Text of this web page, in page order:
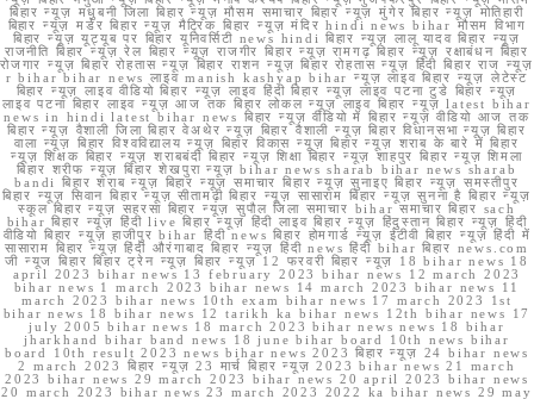
बिहार न्यूज़ मधुबनी जिला बिहार न्यूज़ मौसम समाचार बिहार न्यूज़ मुंगेर बिहार न्यूज़ मोतिहारी
बिहार न्यूज़ मर्डर बिहार न्यूज़ मैट्रिक बिहार न्यूज़ मंदिर hindi news bihar मौसम विभाग
बिहार न्यूज़ यूट्यूब पर बिहार यूनिवर्सिटी news hindi बिहार न्यूज़ लालू यादव बिहार न्यूज़
राजनीति बिहार न्यूज़ रेल बिहार न्यूज़ राजगीर बिहार न्यूज़ रामगढ़ बिहार न्यूज़ रक्षाबंधन बिहार
रोजगार न्यूज़ बिहार रोहतास न्यूज़ बिहार राशन न्यूज़ बिहार रोहतास न्यूज़ हिंदी बिहार राज न्यूज़
r bihar bihar news लाइव manish kashyap bihar न्यूज़ लाइव बिहार न्यूज़ लेटेस्ट
बिहार न्यूज़ लाइव वीडियो बिहार न्यूज़ लाइव हिंदी बिहार न्यूज़ लाइव पटना टुडे बिहार न्यूज़
लाइव पटना बिहार लाइव न्यूज़ आज तक बिहार लोकल न्यूज़ लाइव बिहार न्यूज़ latest bihar
news in hindi latest bihar news बिहार न्यूज़ वीडियो में बिहार न्यूज़ वीडियो आज तक
बिहार न्यूज़ वैशाली जिला बिहार वेअथेर न्यूज़ बिहार वैशाली न्यूज़ बिहार विधानसभा न्यूज़ बिहार
वाला न्यूज़ बिहार विश्वविद्यालय न्यूज़ बिहार विकास न्यूज़ बिहार न्यूज़ शराब के बारे में बिहार
न्यूज़ शिक्षक बिहार न्यूज़ शराबबंदी बिहार न्यूज़ शिक्षा बिहार न्यूज़ शाहपुर बिहार न्यूज़ शिमला
बिहार शरीफ न्यूज़ बिहार शेखपुरा न्यूज़ bihar news sharab bihar news sharab
bandi बिहार शराब न्यूज़ बिहार न्यूज़ समाचार बिहार न्यूज़ सुनाइए बिहार न्यूज़ समस्तीपुर
बिहार न्यूज़ सिवान बिहार न्यूज़ सीतामढ़ी बिहार न्यूज़ सासाराम बिहार न्यूज़ सुनना है बिहार न्यूज़
स्कूल बिहार न्यूज़ सहरसा बिहार न्यूज़ सुपौल जिला समाचार bihar समाचार बिहार sach
bihar बिहार न्यूज़ हिंदी live बिहार न्यूज़ हिंदी लाइव बिहार न्यूज़ हिंदुस्तान बिहार न्यूज़ हिंदी
वीडियो बिहार न्यूज़ हाजीपुर bihar हिंदी news बिहार होमगार्ड न्यूज़ ईटीवी बिहार न्यूज़ हिंदी में
सासाराम बिहार न्यूज़ हिंदी औरंगाबाद बिहार न्यूज़ हिंदी news हिंदी bihar बिहार news.com
जी न्यूज बिहार बिहार ट्रेन न्यूज़ बिहार न्यूज़ 12 फरवरी बिहार न्यूज़ 18 bihar news 18
april 2023 bihar news 13 february 2023 bihar news 12 march 2023
bihar news 1 march 2023 bihar news 14 march 2023 bihar news 11
march 2023 bihar news 10th exam bihar news 17 march 2023 1st
bihar news 18 bihar news 12 tarikh ka bihar news 12th bihar news 17
july 2005 bihar news 18 march 2023 bihar news news 18 bihar
jharkhand bihar band news 18 june bihar board 10th news bihar
board 10th result 2023 news bihar news 2023 बिहार न्यूज़ 24 bihar news
2 march 2023 बिहार न्यूज़ 23 मार्च बिहार न्यूज़ 2023 bihar news 21 march
2023 bihar news 29 march 2023 bihar news 20 april 2023 bihar news
20 march 2023 bihar news 23 march 2023 2022 ka bihar news 29 may